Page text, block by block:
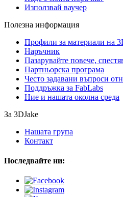
Използвай ваучер
Полезна информация
Профили за материали на
Наръчник
Пазарувайте повече,
Партньорска програма
Често задавани въпроси
Поддръжка за FabLabs
Ние и нашата околна среда
За 3DJake
Нашата група
Контакт
Последвайте ни: